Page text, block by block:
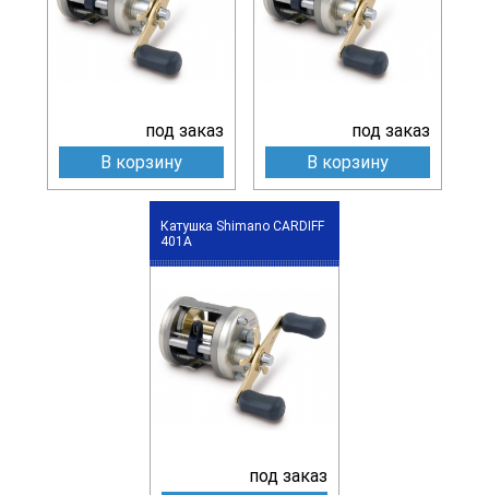
под заказ
В корзину
под заказ
В корзину
Катушка Shimano CARDIFF
401A
под заказ